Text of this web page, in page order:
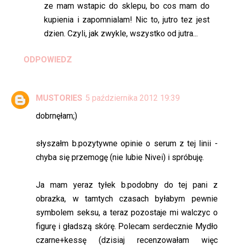
ze mam wstapic do sklepu, bo cos mam do
kupienia i zapomnialam! Nic to, jutro tez jest
dzien. Czyli, jak zwykle, wszystko od jutra...
ODPOWIEDZ
MUSTORIES 5 października 2012 19:39
dobrnęłam;)
słyszałm b.pozytywne opinie o serum z tej linii -
chyba się przemogę (nie lubie Nivei) i spróbuję.
Ja mam yeraz tyłek b.podobny do tej pani z
obrazka, w tamtych czasach byłabym pewnie
symbolem seksu, a teraz pozostaje mi walczyc o
figurę i gładszą skórę. Polecam serdecznie Mydło
czarne+kessę (dzisiaj recenzowałam więc